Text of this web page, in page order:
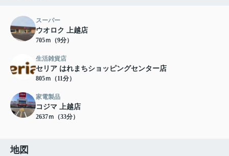
スーパー
ウオロク 上越店
705ｍ（9分）
生活雑貨店
セリア はれまちショッピングセンター店
805ｍ（11分）
家電製品
コジマ 上越店
2637ｍ（33分）
地図